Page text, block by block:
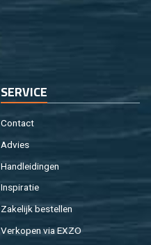
SER­VI­CE
Con­tact
Ad­vies
Hand­lei­din­gen
In­spi­ra­tie
Za­ke­lijk be­stel­len
Ver­ko­pen via EXZO